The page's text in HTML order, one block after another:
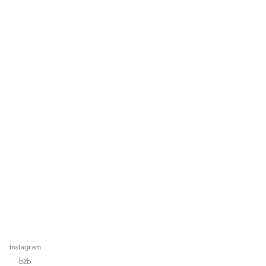
Instagram
b2b